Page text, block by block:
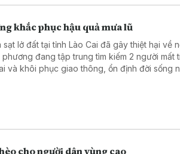
khắc phục hậu quả mưa lũ
lở đất tại tỉnh Lào Cai đã gây thiệt hại về
đang tập trung tìm kiếm 2 người mất
và khôi phục giao thông, ổn định đời sống
cho người dân vùng cao